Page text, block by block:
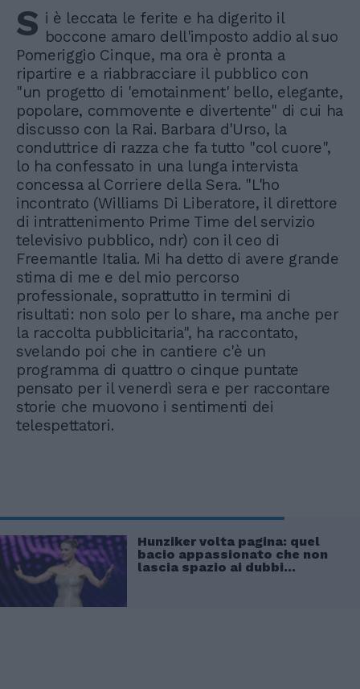
S i è leccata le ferite e ha digerito il
boccone amaro dell'imposto addio al suo
Pomeriggio Cinque, ma ora è pronta a
ripartire e a riabbracciare il pubblico con
"un progetto di 'emotainment' bello, elegante,
popolare, commovente e divertente" di cui ha
discusso con la Rai. Barbara d'Urso, la
conduttrice di razza che fa tutto "col cuore",
lo ha confessato in una lunga intervista
concessa al Corriere della Sera. "L'ho
incontrato (Williams Di Liberatore, il direttore
di intrattenimento Prime Time del servizio
televisivo pubblico, ndr) con il ceo di
Freemantle Italia. Mi ha detto di avere grande
stima di me e del mio percorso
professionale, soprattutto in termini di
risultati: non solo per lo share, ma anche per
la raccolta pubblicitaria", ha raccontato,
svelando poi che in cantiere c'è un
programma di quattro o cinque puntate
pensato per il venerdì sera e per raccontare
storie che muovono i sentimenti dei
telespettatori.
Hunziker volta pagina: quel
bacio appassionato che non
lascia spazio ai dubbi...